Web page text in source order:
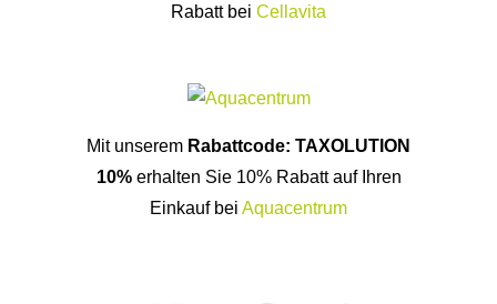
Rabatt bei Cellavita
Mit unserem Rabattcode: TAXOLUTION
10%erhalten Sie 10% Rabatt auf Ihren
Einkauf bei Aquacentrum